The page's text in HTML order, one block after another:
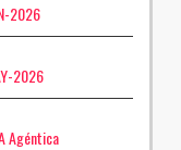
2026
2026
Agéntica